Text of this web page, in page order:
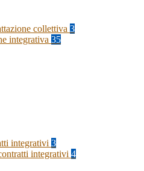
collettiva 3
integrativa 35
integrativi 3
integrativi 4